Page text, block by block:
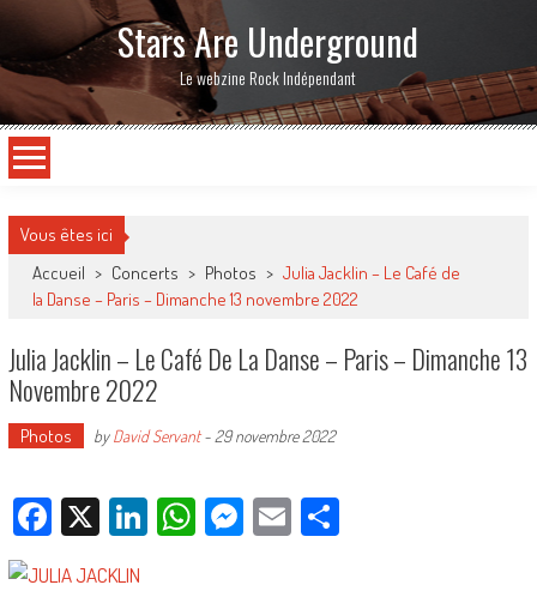
Stars Are Underground
Le webzine Rock Indépendant
Vous êtes ici
Accueil > Concerts > Photos > Julia Jacklin – Le Café de
la Danse – Paris – Dimanche 13 novembre 2022
Julia Jacklin – Le Café De La Danse – Paris – Dimanche 13
Novembre 2022
Photos byDavid Servant- 29 novembre 2022
Facebook
X LinkedIn
WhatsApp
Messenger
EmailPartager